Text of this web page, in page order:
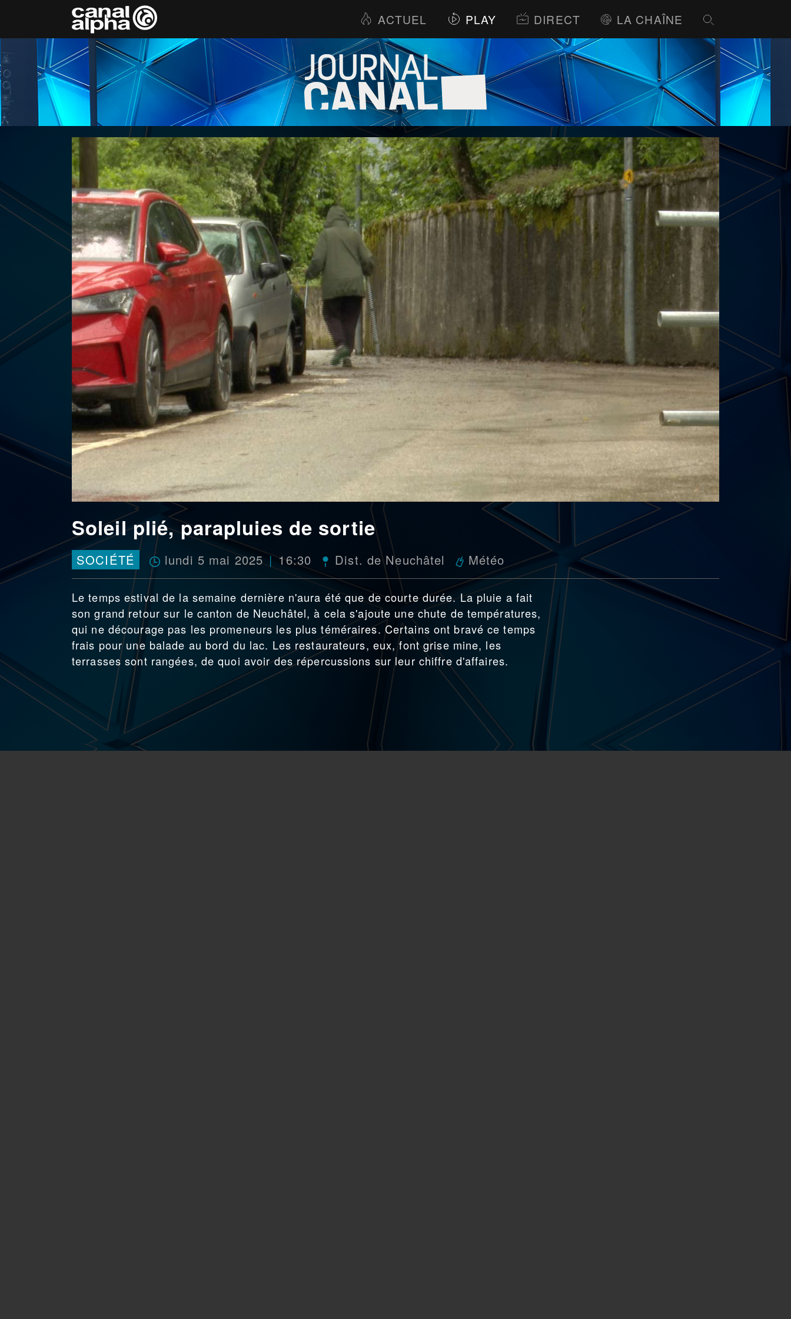
ACTUEL PLAY DIRECT LA CHAÎNE
Soleil plié, parapluies de sortie
SOCIÉTÉ lundi 5 mai 2025 16:30 Dist. de Neuchâtel Météo
Le temps estival de la semaine dernière n'aura été que de courte durée. La pluie a fait
son grand retour sur le canton de Neuchâtel, à cela s'ajoute une chute de températures,
qui ne décourage pas les promeneurs les plus téméraires. Certains ont bravé ce temps
frais pour une balade au bord du lac. Les restaurateurs, eux, font grise mine, les
terrasses sont rangées, de quoi avoir des répercussions sur leur chiffre d'affaires.